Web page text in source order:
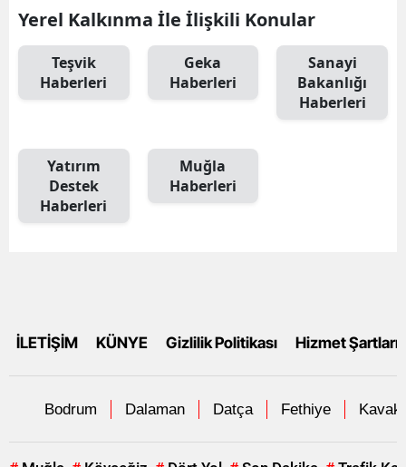
Yerel Kalkınma İle İlişkili Konular
Teşvik
Haberleri
Geka
Haberleri
Sanayi
Bakanlığı
Haberleri
Yatırım
Destek
Haberleri
Muğla
Haberleri
İLETİŞİM KÜNYE Gizlilik Politikası Hizmet Şartları
Bodrum Dalaman Datça Fethiye